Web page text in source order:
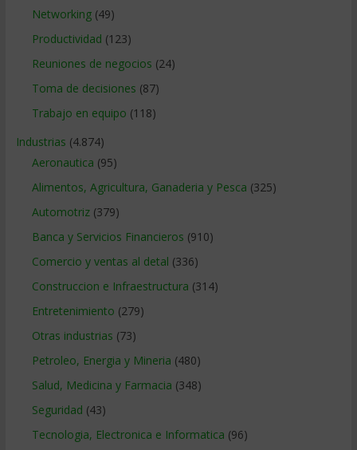
Networking(49)
Productividad (123)
Reuniones de negocios (24)
Toma de decisiones (87)
Trabajo en equipo (118)
Industrias (4.874)
Aeronautica (95)
Alimentos, Agricultura, Ganaderia y Pesca (325)
Automotriz(379)
Banca y Servicios Financieros (910)
Comercio y ventas al detal (336)
Construccion e Infraestructura (314)
Entretenimiento (279)
Otras industrias (73)
Petroleo, Energia y Mineria (480)
Salud, Medicina y Farmacia (348)
Seguridad (43)
Tecnologia, Electronica e Informatica (96)